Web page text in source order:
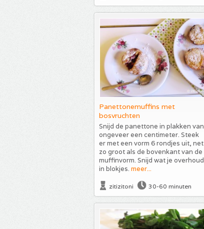
Panettonemuffins met
bosvruchten
Snijd de panettone in plakken van
ongeveer een centimeter. Steek
er met een vorm 6 rondjes uit, net
zo groot als de bovenkant van de
muffinvorm. Snijd wat je overhoud
in blokjes. meer...
zitizitoni 30-60 minuten